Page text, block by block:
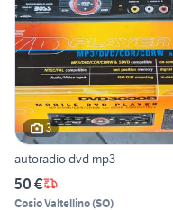
3
autoradio dvd mp3
50 €
Cosio Valtellino(SO)